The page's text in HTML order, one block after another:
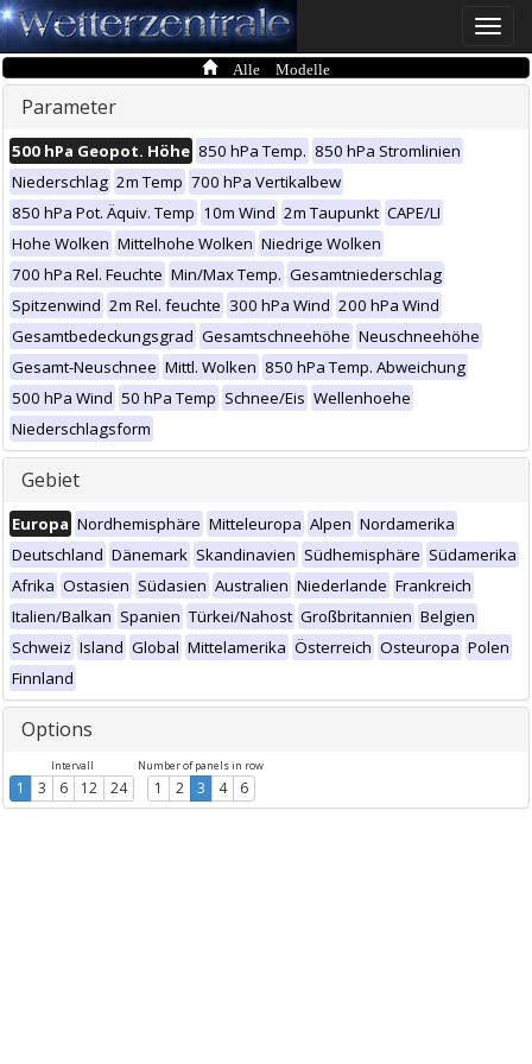
Toggle
Alle Modelle
Parameter
500 hPa Geopot. Höhe 850 hPa Temp. 850 hPa Stromlinien
Niederschlag 2m Temp 700 hPa Vertikalbew
850 hPa Pot. Äquiv. Temp 10m Wind 2m Taupunkt CAPE/LI
Hohe Wolken Mittelhohe Wolken Niedrige Wolken
700 hPa Rel. Feuchte Min/Max Temp. Gesamtniederschlag
Spitzenwind 2m Rel. feuchte 300 hPa Wind 200 hPa Wind
Gesamtbedeckungsgrad Gesamtschneehöhe Neuschneehöhe
Gesamt-Neuschnee Mittl. Wolken 850 hPa Temp. Abweichung
500 hPa Wind 50 hPa Temp Schnee/Eis Wellenhoehe
Niederschlagsform
Gebiet
Europa Nordhemisphäre Mitteleuropa Alpen Nordamerika
Deutschland Dänemark Skandinavien Südhemisphäre Südamerika
Afrika Ostasien Südasien Australien Niederlande Frankreich
Italien/Balkan Spanien Türkei/Nahost Großbritannien Belgien
Schweiz Island Global Mittelamerika Österreich Osteuropa Polen
Finnland
Options
Intervall
1 3 6 12 24
Number of panels in row
1 2 3 4 6